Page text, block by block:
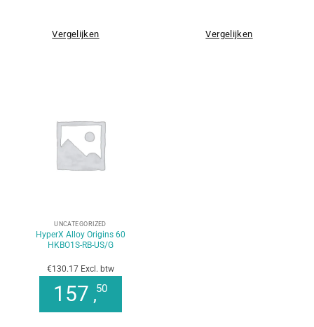
Vergelijken Vergelijken
UNCATEGORIZED
HyperX Alloy Origins 60
HKBO1S-RB-US/G
€130.17 Excl. btw
157 ,50